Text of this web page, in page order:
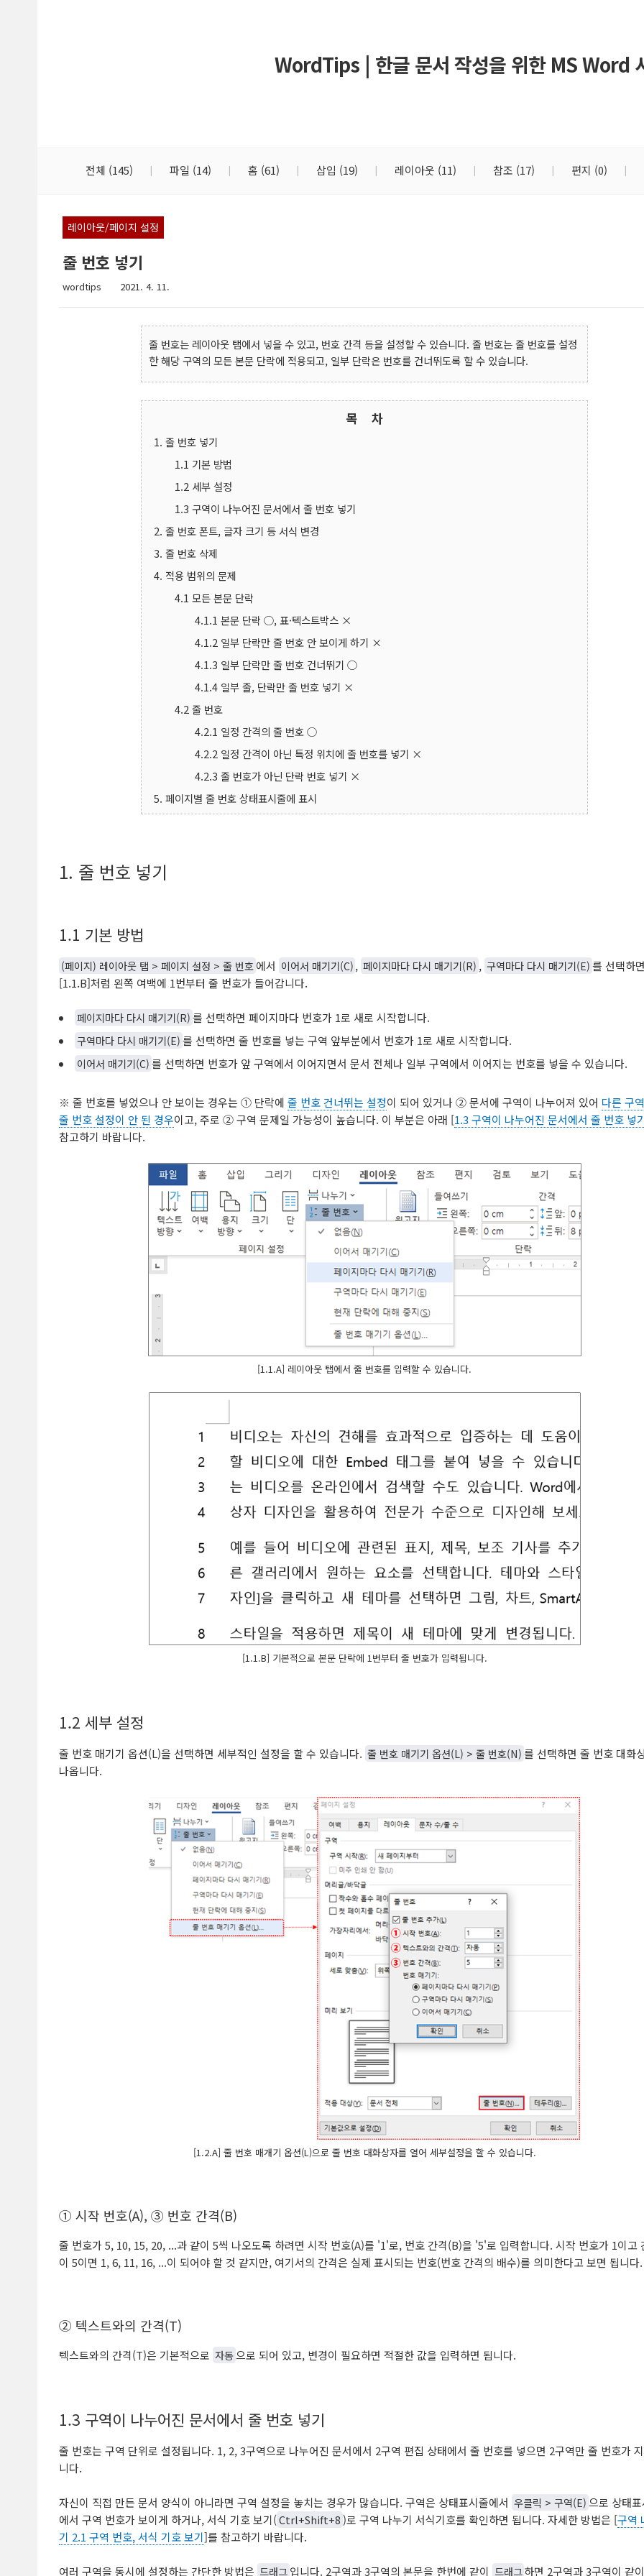
WordTips | 한글 문서 작성을 위한 MS Word
전체 (145) 파일 (14) 홈 (61) 삽입 (19) 레이아웃 (11) 참조 (17) 편지 (0)
레이아웃/페이지 설정
줄 번호 넣기
wordtips 2021. 4. 11.
줄 번호는 레이아웃 탭에서 넣을 수 있고, 번호 간격 등을 설정할 수 있습니다. 줄 번호는 줄 번호를 설정
한 해당 구역의 모든 본문 단락에 적용되고, 일부 단락은 번호를 건너뛰도록 할 수 있습니다.
목 차
1. 줄 번호 넣기
1.1 기본 방법
1.2 세부 설정
1.3 구역이 나누어진 문서에서 줄 번호 넣기
2. 줄 번호 폰트, 글자 크기 등 서식 변경
3. 줄 번호 삭제
4. 적용 범위의 문제
4.1 모든 본문 단락
4.1.1 본문 단락 ○, 표·텍스트박스 ×
4.1.2 일부 단락만 줄 번호 안 보이게 하기 ×
4.1.3 일부 단락만 줄 번호 건너뛰기 ○
4.1.4 일부 줄, 단락만 줄 번호 넣기 ×
4.2 줄 번호
4.2.1 일정 간격의 줄 번호 ○
4.2.2 일정 간격이 아닌 특정 위치에 줄 번호를 넣기 ×
4.2.3 줄 번호가 아닌 단락 번호 넣기 ×
5. 페이지별 줄 번호 상태표시줄에 표시
1. 줄 번호 넣기
1.1 기본 방법
(페이지) 레이아웃 탭 > 페이지 설정 > 줄 번호에서 이어서 매기기(C), 페이지마다 다시 매기기(R) , 구역마다 다시 매기기(E)를 선택하
[1.1.B]처럼 왼쪽 여백에 1번부터 줄 번호가 들어갑니다.
페이지마다 다시 매기기(R)를 선택하면 페이지마다 번호가 1로 새로 시작합니다.
구역마다 다시 매기기(E)를 선택하면 줄 번호를 넣는 구역 앞부분에서 번호가 1로 새로 시작합니다.
이어서 매기기(C)를 선택하면 번호가 앞 구역에서 이어지면서 문서 전체나 일부 구역에서 이어지는 번호를 넣을 수 있습니다.
※ 줄 번호를 넣었으나 안 보이는 경우는 ① 단락에 줄 번호 건너뛰는 설정이 되어 있거나 ② 문서에 구역이 나누어져 있어 다른 구
줄 번호 설정이 안 된 경우이고, 주로 ② 구역 문제일 가능성이 높습니다. 이 부분은 아래 [1.3 구역이 나누어진 문서에서 줄 번호 넣
참고하기 바랍니다.
[1.1.A] 레이아웃 탭에서 줄 번호를 입력할 수 있습니다.
[1.1.B] 기본적으로 본문 단락에 1번부터 줄 번호가 입력됩니다.
1.2 세부 설정
줄 번호 매기기 옵션(L)을 선택하면 세부적인 설정을 할 수 있습니다. 줄 번호 매기기 옵션(L) > 줄 번호(N)를 선택하면 줄 번호 대화
나옵니다.
[1.2.A] 줄 번호 매개기 옵션(L)으로 줄 번호 대화상자를 열어 세부설정을 할 수 있습니다.
① 시작 번호(A), ③ 번호 간격(B)
줄 번호가 5, 10, 15, 20, ...과 같이 5씩 나오도록 하려면 시작 번호(A)를 '1'로, 번호 간격(B)을 '5'로 입력합니다. 시작 번호가 1이고
이 5이면 1, 6, 11, 16, ...이 되어야 할 것 같지만, 여기서의 간격은 실제 표시되는 번호(번호 간격의 배수)를 의미한다고 보면 됩니다.
② 텍스트와의 간격(T)
텍스트와의 간격(T)은 기본적으로 자동으로 되어 있고, 변경이 필요하면 적절한 값을 입력하면 됩니다.
1.3 구역이 나누어진 문서에서 줄 번호 넣기
줄 번호는 구역 단위로 설정됩니다. 1, 2, 3구역으로 나누어진 문서에서 2구역 편집 상태에서 줄 번호를 넣으면 2구역만 줄 번호가
니다.
자신이 직접 만든 문서 양식이 아니라면 구역 설정을 놓치는 경우가 많습니다. 구역은 상태표시줄에서 우클릭 > 구역(E)으로 상태
에서 구역 번호가 보이게 하거나, 서식 기호 보기(Ctrl+Shift+8)로 구역 나누기 서식기호를 확인하면 됩니다. 자세한 방법은 [구역
기 2.1 구역 번호, 서식 기호 보기]를 참고하기 바랍니다.
여러 구역을 동시에 설정하는 간단한 방법은 드래그입니다. 2구역과 3구역의 본문을 한번에 같이 드래그하면 2구역과 3구역이 같